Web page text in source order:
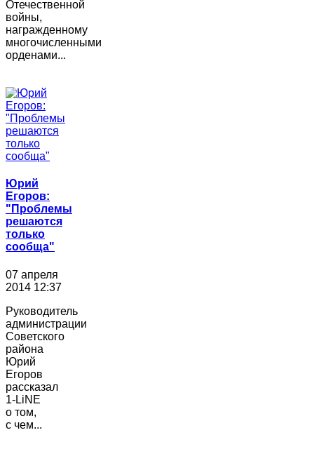
Отечественной
войны,
награжденному
многочисленными
орденами...
Юрий
Егоров:
"Проблемы
решаются
только
сообща"
07 апреля
2014 12:37
Руководитель
администрации
Советского
района
Юрий
Егоров
рассказал
1-LiNE
о том,
с чем...